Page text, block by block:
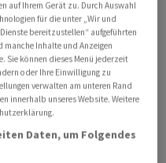
Aktie hat in diesem Jahr
das Rating für
hoch und erhöhte das
130 Franken.
Mittwoch wäre dies ein
Eine Notierung von
auf Ihrem Gerät zu. Durch Auswahl
für die unter „Wir und
bereitzustellen“ aufgeführten
Inhalte und Anzeigen
Sie können dieses Menü jederzeit
oder Ihre Einwilligung zu
verwalten am unteren Rand
innerhalb unseres Website. Weitere
Daten, um Folgendes